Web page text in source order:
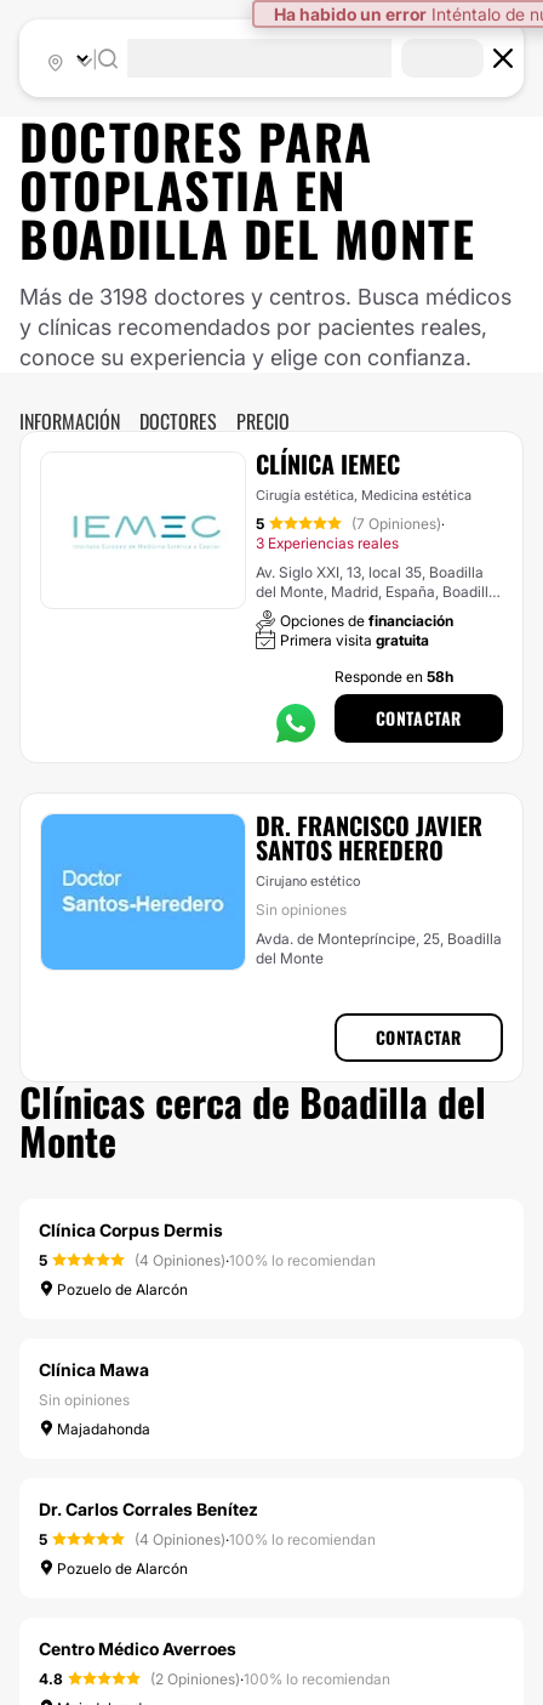
Ha habido un error Inténtalo de
DOCTORES PARA
OTOPLASTIA EN
BOADILLA DEL MONTE
Más de 3198 doctores y centros. Busca médicos
y clínicas recomendados por pacientes reales,
conoce su experiencia y elige con confianza.
INFORMACIÓN DOCTORES PRECIO
CLÍNICA IEMEC
Cirugía estética, Medicina estética
5 (7 Opiniones)·
3 Experiencias reales
Av. Siglo XXI, 13, local 35, Boadilla
del Monte, Madrid, España, Boadilla
del Monte
Opciones de financiación
Primera visita gratuita
Responde en 58h
CONTACTAR
DR. FRANCISCO JAVIER
SANTOS HEREDERO
Cirujano estético
Sin opiniones
Avda. de Montepríncipe, 25, Boadilla
del Monte
CONTACTAR
Clínicas cerca de Boadilla del
Monte
Clínica Corpus Dermis
5 (4 Opiniones)·100% lo recomiendan
Pozuelo de Alarcón
Clínica Mawa
Sin opiniones
Majadahonda
Dr. Carlos Corrales Benítez
5 (4 Opiniones)·100% lo recomiendan
Pozuelo de Alarcón
Centro Médico Averroes
4.8 (2 Opiniones)·100% lo recomiendan